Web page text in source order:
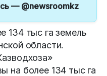
— @newsroomkz
134 тыс га земель
области.
на более 134 тыс га